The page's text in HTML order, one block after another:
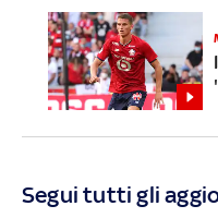
Segui tutti gli